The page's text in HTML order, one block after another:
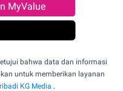
MyValue
bahwa data dan informasi
untuk memberikan layanan
KG Media .